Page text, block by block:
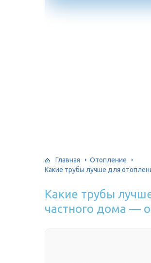
Главная
Отопление
Какие трубы лучше для
Какие трубы
частного дома —